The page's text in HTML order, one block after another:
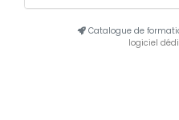
Catalogue de
logiciel